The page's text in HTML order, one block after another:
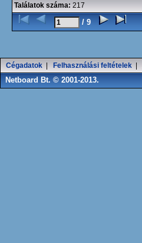
Találatok száma: 217
/ 9
Cégadatok Felhasználási feltételek
Netboard Bt. © 2001-2013.